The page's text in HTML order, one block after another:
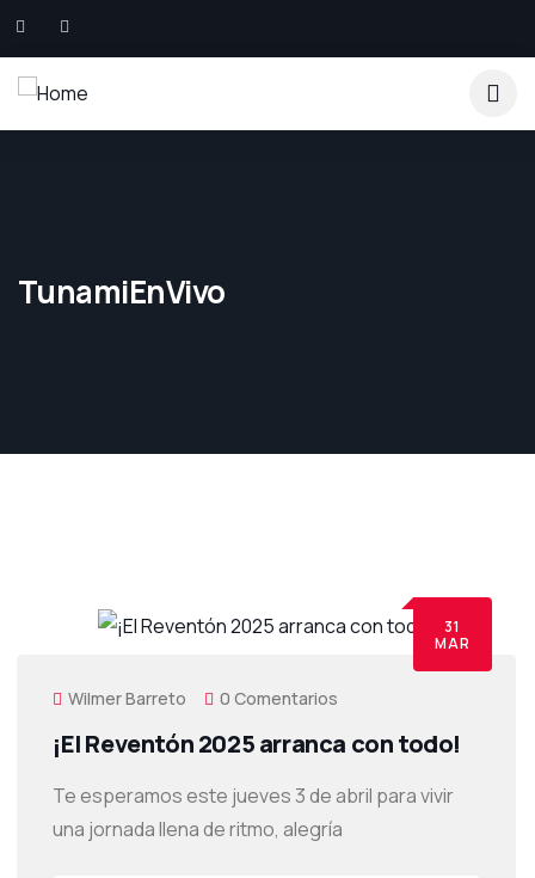
TunamiEnVivo
31
MAR
Wilmer Barreto 0 Comentarios
¡El Reventón 2025 arranca con todo!
Te esperamos este jueves 3 de abril para vivir
una jornada llena de ritmo, alegría